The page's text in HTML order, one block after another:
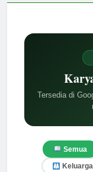
Tersedia di
Semua
Keluarga